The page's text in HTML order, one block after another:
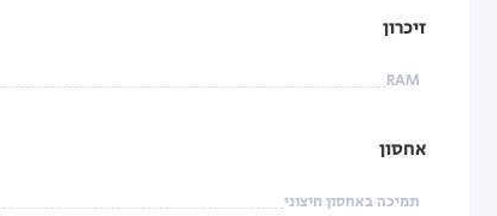
זיכרון
RAM
אחסון
תמיכה באחסון חיצוני